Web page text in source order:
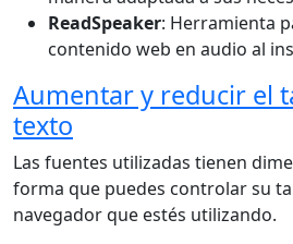
ReadSpeaker: Herramienta
contenido web en audio al
Aumentar y reducir el
texto
Las fuentes utilizadas tienen
forma que puedes controlar su
navegador que estés utilizando.